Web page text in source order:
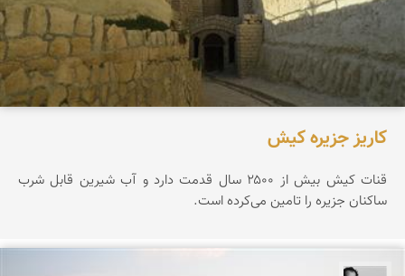
کاریز جزیره کیش
قنات کیش بیش از ۲۵۰۰ سال قدمت دارد و آب شیرین قابل شرب
ساکنان جزیره را تامین می‌کرده است.